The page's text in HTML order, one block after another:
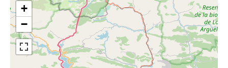
+
−